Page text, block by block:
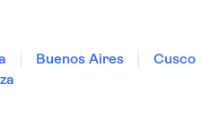
Buenos Aires Cusco